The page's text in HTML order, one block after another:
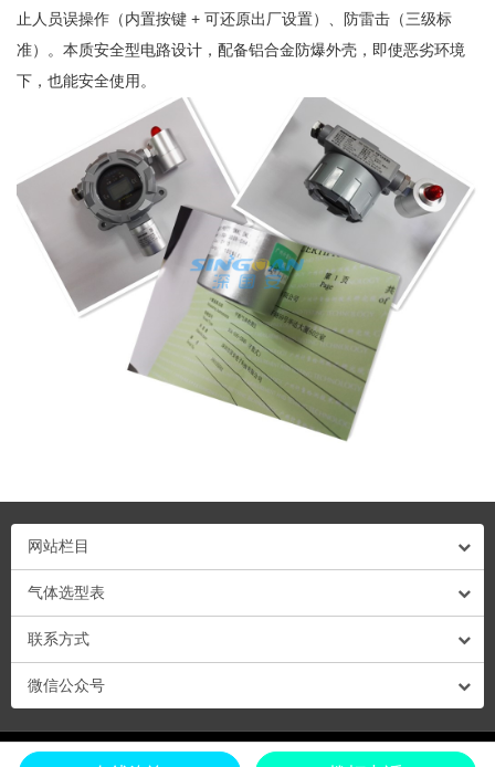
止人员误操作（内置按键 + 可还原出厂设置）、防雷击（三级标
准）。本质安全型电路设计，配备铝合金防爆外壳，即使恶劣环境
下，也能安全使用。
网站栏目
气体选型表
联系方式
微信公众号
粤ICP备13009878号-1 粤公网安备44030702001695号 © Copyright 2018 深圳市深